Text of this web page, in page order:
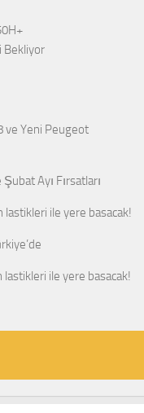
Bekliyor
ve Yeni Peugeot
Ayı Fırsatları
ile yere basacak!
ile yere basacak!